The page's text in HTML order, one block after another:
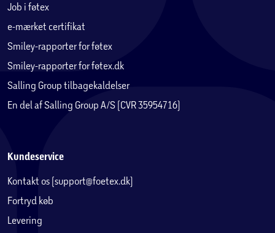
Job i føtex
e-mærket certifikat
Smiley-rapporter for føtex
Smiley-rapporter for føtex.dk
Salling Group tilbagekaldelser
En del af Salling Group A/S (CVR 35954716)
Kundeservice
Kontakt os (support@foetex.dk)
Fortryd køb
Levering